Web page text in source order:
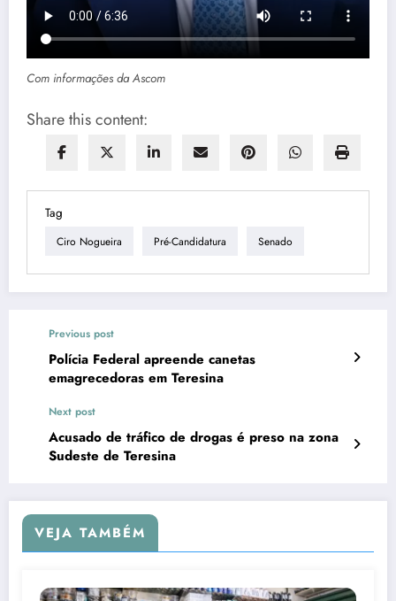
Com informações da Ascom
Share this content:
Tag
Ciro Nogueira Pré-Candidatura Senado
Previous post
Polícia Federal apreende canetas
emagrecedoras em Teresina
Next post
Acusado de tráfico de drogas é preso na zona
Sudeste de Teresina
VEJA TAMBÉM